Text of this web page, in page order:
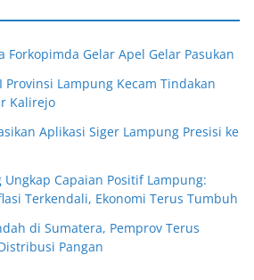
Forkopimda Gelar Apel Gelar Pasukan
Provinsi Lampung Kecam Tindakan
Kalirejo
Aplikasi Siger Lampung Presisi ke
Ungkap Capaian Positif Lampung:
Terkendali, Ekonomi Terus Tumbuh
di Sumatera, Pemprov Terus
Pangan